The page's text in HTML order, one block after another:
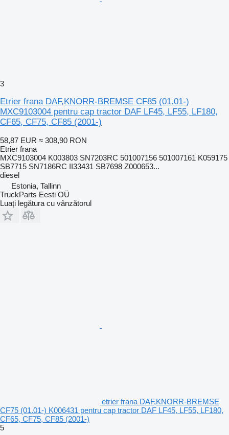
3
Etrier frana DAF,KNORR-BREMSE CF85 (01.01-)
MXC9103004 pentru cap tractor DAF LF45, LF55, LF180,
CF65, CF75, CF85 (2001-)
58,87 EUR ≈ 308,90 RON
Etrier frana
MXC9103004 K003803 SN7203RC 501007156 501007161 K059175
SB7715 SN7186RC II33431 SB7698 Z000653...
diesel
Estonia, Tallinn
TruckParts Eesti OÜ
Luați legătura cu vânzătorul
etrier frana DAF,KNORR-BREMSE
CF75 (01.01-) K006431 pentru cap tractor DAF LF45, LF55, LF180,
CF65, CF75, CF85 (2001-)
5